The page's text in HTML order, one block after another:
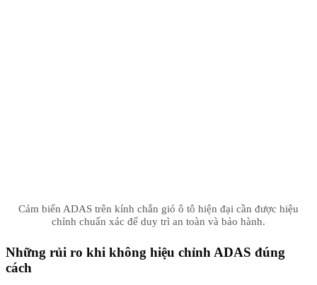
Cảm biến ADAS trên kính chắn gió ô tô hiện đại cần được hiệu
chỉnh chuẩn xác để duy trì an toàn và bảo hành.
Những rủi ro khi không hiệu chỉnh ADAS đúng
cách